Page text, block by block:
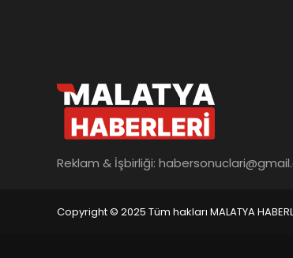
Reklam & İşbirliği:
Copyright © 2025 Tüm hakları MALATYA